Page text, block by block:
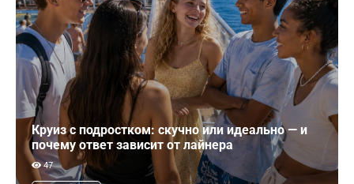
Круиз с подростком: скучно или идеально — и
почему ответ зависит от лайнера
47